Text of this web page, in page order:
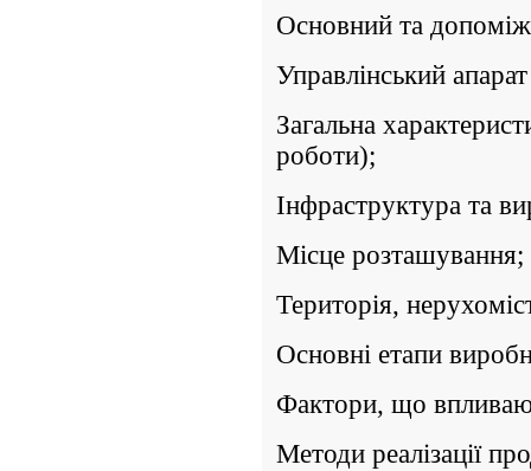
Основний та
Управлінський
Загальна
роботи);
Інфраструктура та
Місце розташування;
Територія,
Основні етапи
Фактори, що
Методи реалізації